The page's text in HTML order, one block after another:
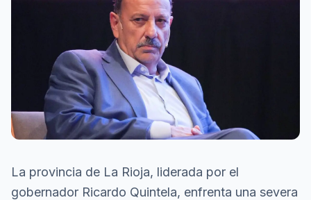
La provincia de La Rioja, liderada por el
gobernador Ricardo Quintela, enfrenta una severa